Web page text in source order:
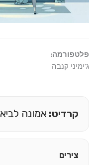
פלטפורמה:
ג'ימיני קנבה
קרדיט: אמונה לביא
צירים